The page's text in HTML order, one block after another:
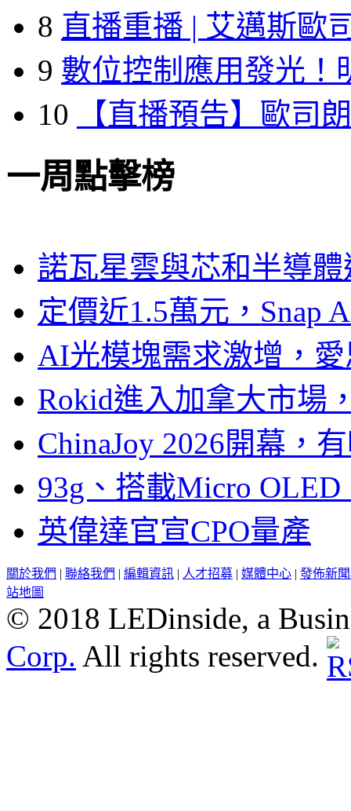
8 直播重播 | 艾邁斯歐
9 數位控制應用發光！
10
【直播預告】歐司
一周點擊榜
諾瓦星雲與芯和半導
定價近1.5萬元，Snap
AI光模塊需求激增，
Rokid進入加拿大市場
ChinaJoy 2026開幕，
93g、搭載Micro
英偉達官宣CPO量產
關於我們 | 聯絡我們 | 編輯資訊 | 人才招募 | 媒體中心 | 發佈新
站地圖
© 2018 LEDinside, a
Corp. All rights reserved.